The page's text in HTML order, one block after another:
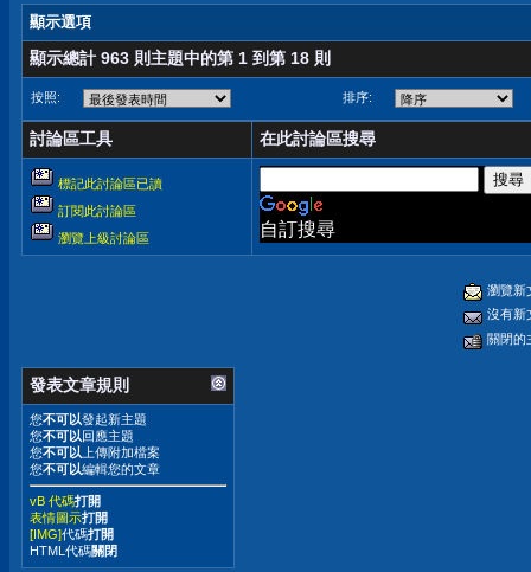
顯示選項
顯示總計 963 則主題中的第 1 到第 18 則
按照: 排序:
討論區工具 在此討論區搜尋
標記此討論區已讀
訂閱此討論區
瀏覽上級討論區
自訂搜尋
瀏覽新
沒有新
關閉的
發表文章規則
您不可以發起新主題
您不可以回應主題
您不可以 上傳附加檔案
您不可以編輯您的文章
vB 代碼打開
表情圖示打開
[IMG]代碼打開
HTML代碼關閉